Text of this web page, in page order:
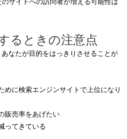
るときの注意点
なたが目的をはっきりさせることが
めに検索エンジンサイトで上位になり
販売率をあげたい
ってきている